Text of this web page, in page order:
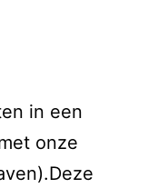
in een
onze